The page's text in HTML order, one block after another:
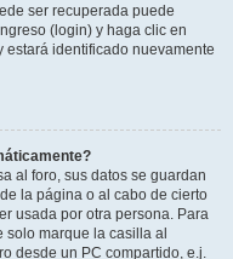
ser recuperada puede
(login) y haga clic en
estará identificado nuevamente
al foro, sus datos se guardan
la página o al cabo de cierto
usada por otra persona. Para
solo marque la casilla al
desde un PC compartido, e.j.